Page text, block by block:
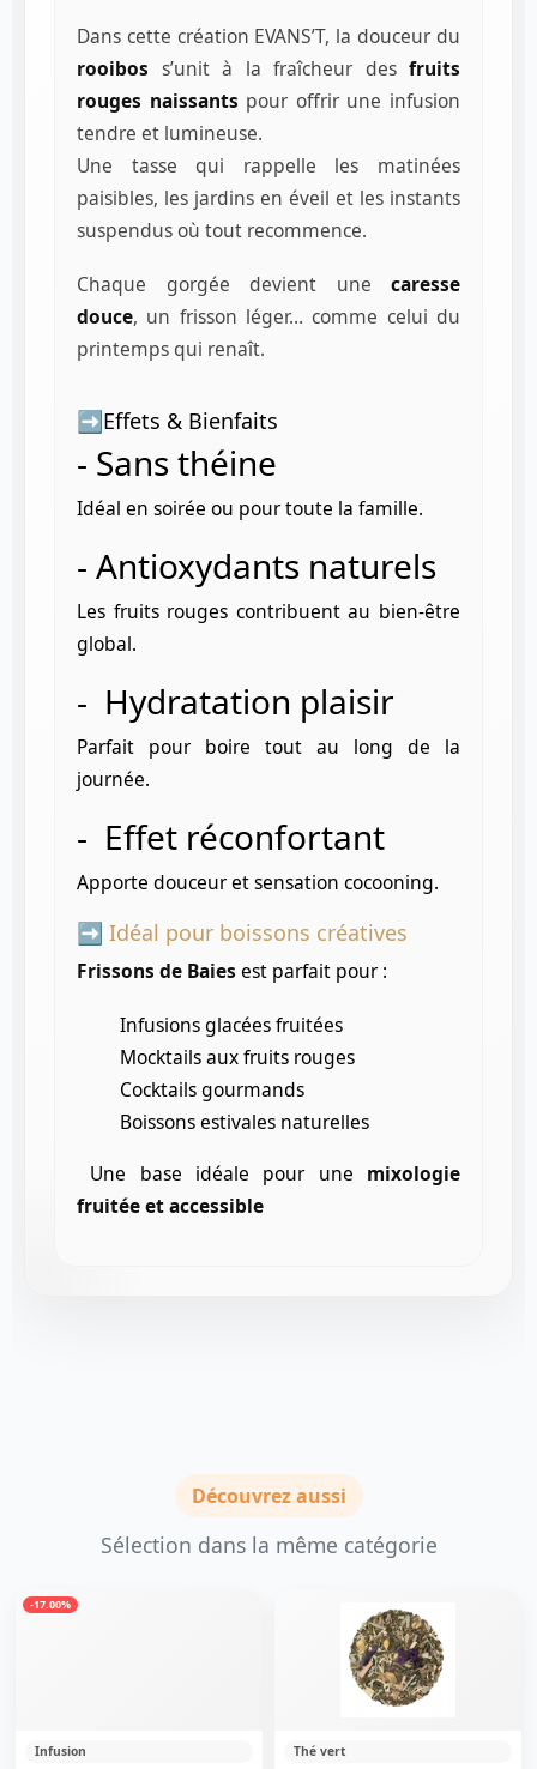
Dans cette création EVANS’T, la douceur du
rooibos s’unit à la fraîcheur des fruits
rouges naissants pour offrir une infusion
tendre et lumineuse.
Une tasse qui rappelle les matinées
paisibles, les jardins en éveil et les instants
suspendus où tout recommence.
Chaque gorgée devient une caresse
douce, un frisson léger… comme celui du
printemps qui renaît.
➡️Effets & Bienfaits
- Sans théine
Idéal en soirée ou pour toute la famille.
- Antioxydants naturels
Les fruits rouges contribuent au bien-être
global.
- Hydratation plaisir
Parfait pour boire tout au long de la
journée.
- Effet réconfortant
Apporte douceur et sensation cocooning.
➡️ Idéal pour boissons créatives
Frissons de Baies est parfait pour :
Infusions glacées fruitées
Mocktails aux fruits rouges
Cocktails gourmands
Boissons estivales naturelles
Une base idéale pour une mixologie
fruitée et accessible
Découvrez aussi
Sélection dans la même catégorie
-17.00%
Infusion Thé vert